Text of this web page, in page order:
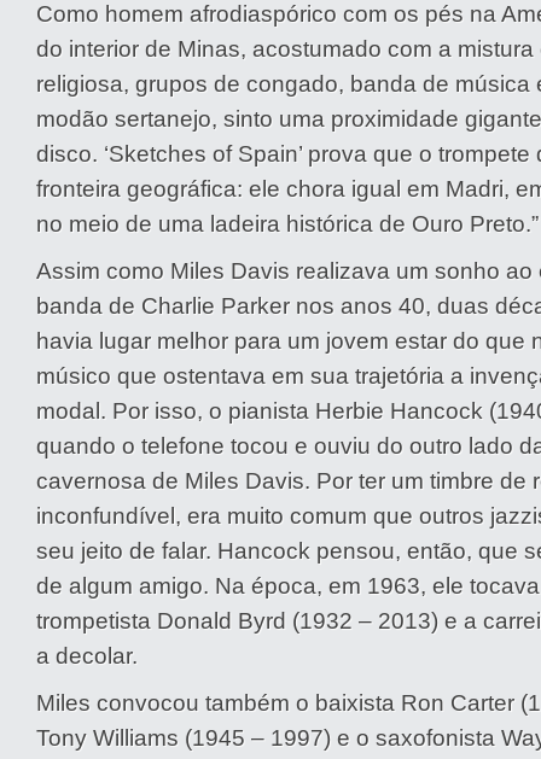
Como homem afrodiaspórico com os pés na
do interior de Minas, acostumado com a
religiosa, grupos de congado, banda de música
modão sertanejo, sinto uma proximidade
disco. ‘Sketches of Spain’ prova que o
fronteira geográfica: ele chora igual em Madri,
no meio de uma ladeira histórica de Ouro Preto.”
Assim como Miles Davis realizava um sonho ao
banda de Charlie Parker nos anos 40, duas
havia lugar melhor para um jovem estar do que
músico que ostentava em sua trajetória a
modal. Por isso, o pianista Herbie Hancock
quando o telefone tocou e ouviu do outro lado
cavernosa de Miles Davis. Por ter um timbre de
inconfundível, era muito comum que outros
seu jeito de falar. Hancock pensou, então, que
de algum amigo. Na época, em 1963, ele
trompetista Donald Byrd (1932 – 2013) e a
a decolar.
Miles convocou também o baixista Ron Carter
Tony Williams (1945 – 1997) e o saxofonista